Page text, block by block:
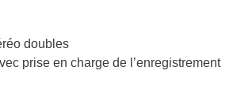
doubles
prise en charge de l’enregistrement